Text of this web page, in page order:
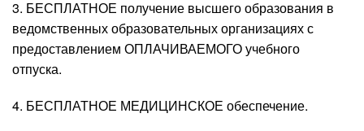
3. БЕСПЛАТНОЕ получение высшего образования в
ведомственных образовательных организациях с
предоставлением ОПЛАЧИВАЕМОГО учебного
отпуска.
4. БЕСПЛАТНОЕ МЕДИЦИНСКОЕ обеспечение.